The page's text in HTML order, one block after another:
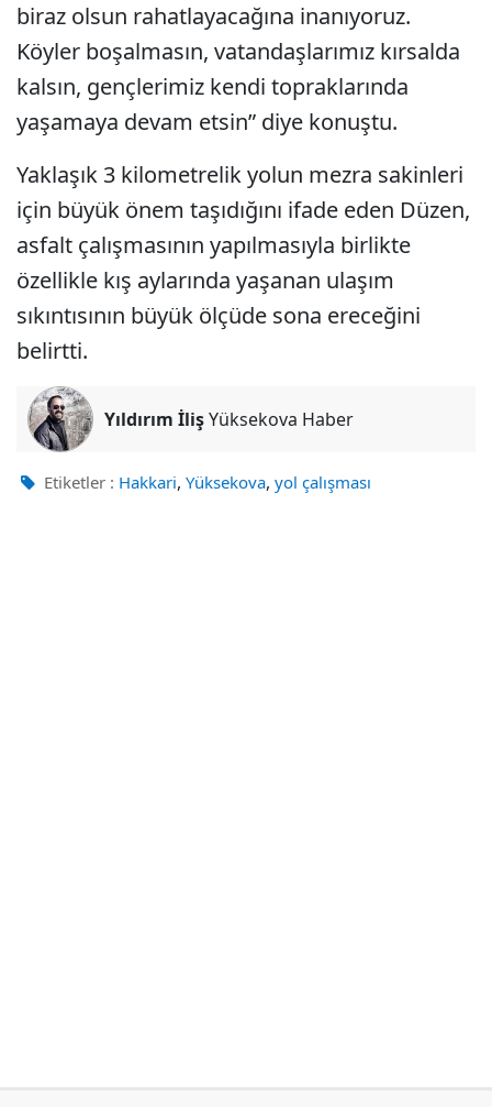
biraz olsun rahatlayacağına inanıyoruz.
Köyler boşalmasın, vatandaşlarımız kırsalda
kalsın, gençlerimiz kendi topraklarında
yaşamaya devam etsin” diye konuştu.
Yaklaşık 3 kilometrelik yolun mezra sakinleri
için büyük önem taşıdığını ifade eden Düzen,
asfalt çalışmasının yapılmasıyla birlikte
özellikle kış aylarında yaşanan ulaşım
sıkıntısının büyük ölçüde sona ereceğini
belirtti.
Yıldırım İlişYüksekova Haber
Etiketler : Hakkari, Yüksekova, yol çalışması